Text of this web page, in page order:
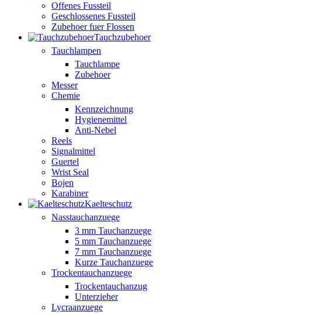
Offenes Fussteil
Geschlossenes Fussteil
Zubehoer fuer Flossen
Tauchzubehoer
Tauchlampen
Tauchlampe
Zubehoer
Messer
Chemie
Kennzeichnung
Hygienemittel
Anti-Nebel
Reels
Signalmittel
Guertel
Wrist Seal
Bojen
Karabiner
Kaelteschutz
Nasstauchanzuege
3 mm Tauchanzuege
5 mm Tauchanzuege
7 mm Tauchanzuege
Kurze Tauchanzuege
Trockentauchanzuege
Trockentauchanzug
Unterzieher
Lycraanzuege